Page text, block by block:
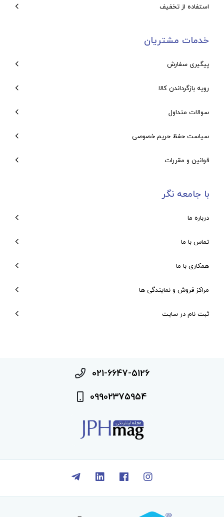
استفاده از تخفیف
خدمات مشتریان
پیگیری سفارش
رویه بازگرداندن کالا
سوالات متداول
سیاست حفظ حریم خصوصی
قوانین و مقررات
با جامعه نگر
درباره ما
تماس با ما
همکاری با ما
مراکز فروش و نمایندگی ها
ثبت نام در سایت
021-6647-5126
09902375954